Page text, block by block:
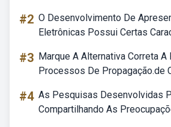
#2 O Desenvolvimento De
Eletrônicas Possui Certas
#3 Marque A Alternativa Correta
Processos De Propagação.de
#4 As Pesquisas Desenvolvidas
Compartilhando As